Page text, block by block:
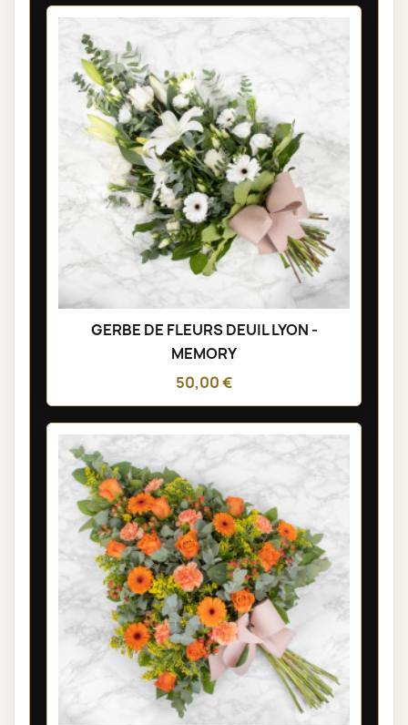
GERBE DE FLEURS DEUIL LYON -
MEMORY
50,00 €